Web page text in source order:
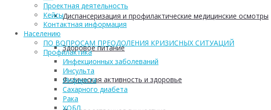
Диспансеризация и профилактические медицинские осмотры
Здоровое питание
Физическая активность и здоровье
Проектная деятельность
Кейсы
Контактная информация
Населению
ПО ВОПРОСАМ ПРЕОДОЛЕНИЯ КРИЗИСНЫХ СИТУАЦИЙ
Профилактика
Инфекционных заболеваний
Инсульта
Инфаркта
Сахарного диабета
Рака
ХОБЛ